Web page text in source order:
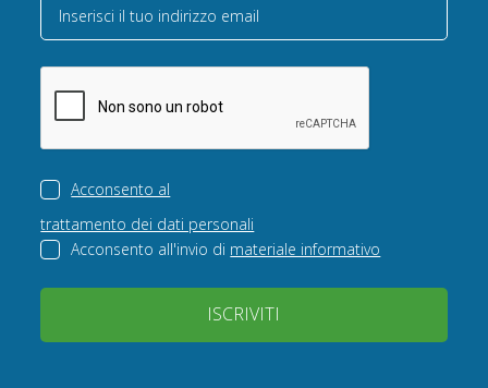
Inserisci il tuo indirizzo email
Acconsento al
trattamento dei dati personali
Acconsento all'invio di materiale informativo
ISCRIVITI